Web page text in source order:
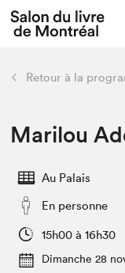
Tout sur
Actualités
Vidéos et
Club de
retour
Édition 2022
Planifier sa visite
Liens pratiques
Retour à la
Marilou
Au Palais
En personne
15h00 à 16h30
Dimanche 28